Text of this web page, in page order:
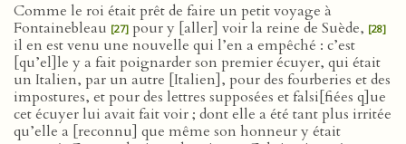
Comme le roi était prêt de faire un petit voyage à
Fontainebleau [27] pour y [aller] voir la reine de Suède, [28]
il en est venu une nouvelle qui l’en a empêché : c’est
[qu’el]le y a fait poignarder son premier écuyer, qui était
un Italien, par un autre [Italien], pour des fourberies et des
impostures, et pour des lettres supposées et falsi[fiées q]ue
cet écuyer lui avait fait voir ; dont elle a été tant plus irritée
qu’elle a [reconnu] que même son honneur y était